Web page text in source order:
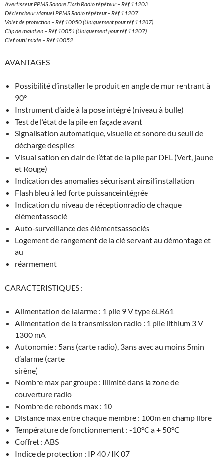
Avertisseur PPMS Sonore Flash Radio répéteur – Réf 11203
Déclencheur Manuel PPMS Radio répéteur – Réf 11207
Volet de protection – Réf 10050 (Uniquement pour réf 11207)
Clip de maintien – Réf 10051 (Uniquement pour réf 11207)
Clef outil mixte – Réf 10052
AVANTAGES
Possibilité d’installer le produit en angle de mur rentrant à
90°
Instrument d’aide à la pose intégré (niveau à bulle)
Test de l’état de la pile en façade avant
Signalisation automatique, visuelle et sonore du seuil de
décharge despiles
Visualisation en clair de l’état de la pile par DEL (Vert, jaune
et Rouge)
Indication des anomalies sécurisant ainsil’installation
Flash bleu à led forte puissanceintégrée
Indication du niveau de réceptionradio de chaque
élémentassocié
Auto-surveillance des élémentsassociés
Logement de rangement de la clé servant au démontage et
au
réarmement
CARACTERISTIQUES :
Alimentation de l’alarme : 1 pile 9 V type 6LR61
Alimentation de la transmission radio : 1 pile lithium 3 V
1300 mA
Autonomie : 5ans (carte radio), 3ans avec au moins 5min
d’alarme (carte
sirène)
Nombre max par groupe : Illimité dans la zone de
couverture radio
Nombre de rebonds max : 10
Distance max entre chaque membre : 100m en champ libre
Température de fonctionnement : -10°C a + 50°C
Coffret : ABS
Indice de protection : IP 40 / IK 07